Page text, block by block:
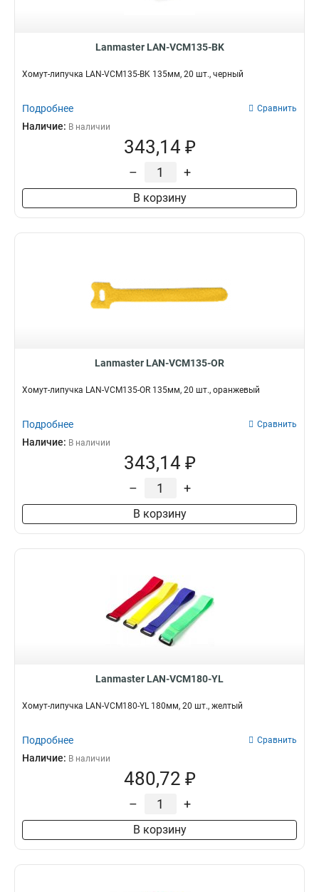
Lanmaster LAN-VCM135-BK
Хомут-липучка LAN-VCM135-BK 135мм, 20 шт., черный
Подробнее Сравнить
Наличие: В наличии
343,14 ₽
– +
В корзину
Lanmaster LAN-VCM135-OR
Хомут-липучка LAN-VCM135-OR 135мм, 20 шт., оранжевый
Подробнее Сравнить
Наличие: В наличии
343,14 ₽
– +
В корзину
Lanmaster LAN-VCM180-YL
Хомут-липучка LAN-VCM180-YL 180мм, 20 шт., желтый
Подробнее Сравнить
Наличие: В наличии
480,72 ₽
– +
В корзину